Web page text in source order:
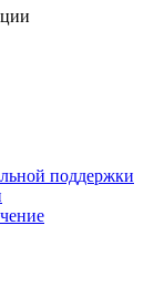
поддержки